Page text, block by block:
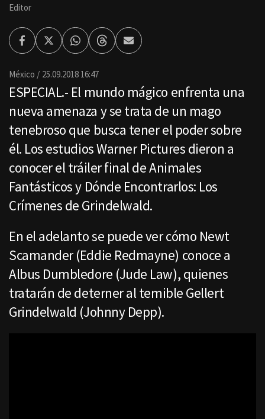
Editor
FacebookTwitterWhatsappThreadsEnviar
por
México 25.09.2018 16:47
ESPECIAL.- El mundo mágico enfrenta una
nueva amenaza y se trata de un mago
tenebroso que busca tener el poder sobre
él. Los estudios Warner Pictures dieron a
conocer el tráiler final de Animales
Fantásticos y Dónde Encontrarlos: Los
Crímenes de Grindelwald.
En el adelanto se puede ver cómo Newt
Scamander (Eddie Redmayne) conoce a
Albus Dumbledore (Jude Law), quienes
tratarán de deterner al temible Gellert
Grindelwald (Johnny Depp).